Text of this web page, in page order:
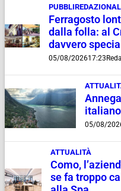
Ferragosto
dalla folla: al
davvero
05/08/202617:23
italiano
05/08/
ATTUALITÀ
Como,
se fa troppo